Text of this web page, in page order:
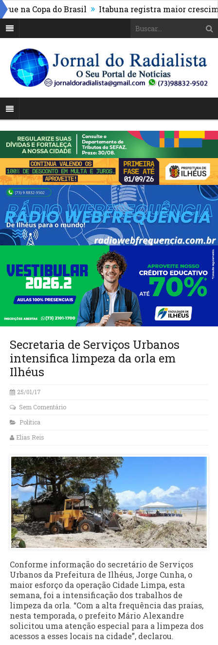
Copa do Brasil » Itabuna registra maior
Secretaria de Serviços Urbanos
intensifica limpeza da orla em
Ilhéus
25/01/17
Sem Comentário
Política
Elias Reis
Conforme informação do secretário de Serviços
Urbanos da Prefeitura de Ilhéus, Jorge Cunha, o
maior esforço da operação Cidade Limpa, esta
semana, foi a intensificação dos trabalhos de
limpeza da orla. “Com a alta frequência das praias,
nesta temporada, o prefeito Mário Alexandre
solicitou uma atenção especial para a limpeza dos
acessos a esses locais na cidade”, declarou.